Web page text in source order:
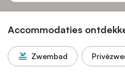
Accommodaties
Zwembad